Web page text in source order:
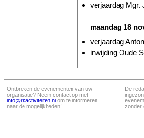
verjaardag Mgr.
maandag 18
verjaardag
inwijding Oude
Ontbreken de evenementen van uw
organisatie? Neem contact op met
info@rkactiviteiten.nl om te informeren
naar de mogelijkheden!
De
zonder